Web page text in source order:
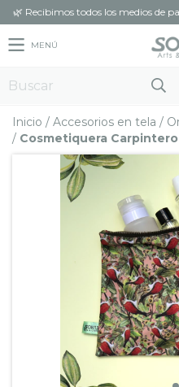
🌿 Recibimos todos los medios de
MENÚ
Inicio / Accesorios en tela /
/ Cosmetiquera